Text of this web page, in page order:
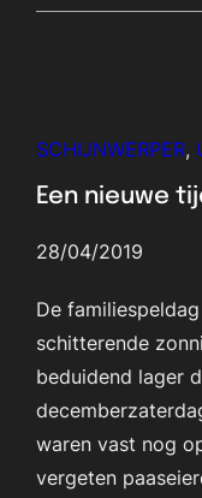
SCHIJNWERPER,
Een nieuwe
28/04/2019
De
schitterende
beduidend lager
waren vast nog
vergeten